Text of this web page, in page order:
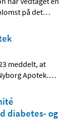
på det…
meddelt, at
Apotek.…
diabetes- og